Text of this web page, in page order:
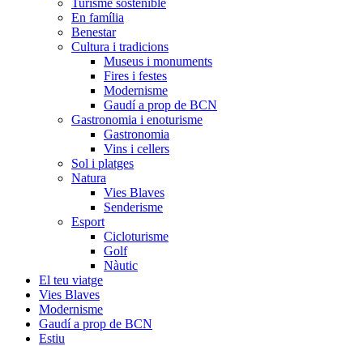
Turisme sostenible
En família
Benestar
Cultura i tradicions
Museus i monuments
Fires i festes
Modernisme
Gaudí a prop de BCN
Gastronomia i enoturisme
Gastronomia
Vins i cellers
Sol i platges
Natura
Vies Blaves
Senderisme
Esport
Cicloturisme
Golf
Nàutic
El teu viatge
Vies Blaves
Modernisme
Gaudí a prop de BCN
Estiu